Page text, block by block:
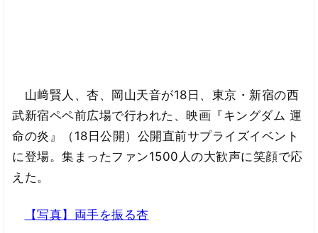
山﨑賢人、杏、岡山天音が18日、東京・新宿の西
武新宿ペペ前広場で行われた、映画『キングダム 運
命の炎』（18日公開）公開直前サプライズイベント
に登場。集まったファン1500人の大歓声に笑顔で応
えた。
【写真】両手を振る杏